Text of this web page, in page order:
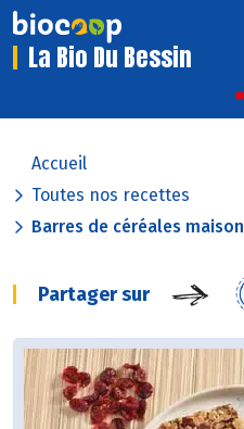
La Bio Du Bessin
Accueil
Toutes nos recettes
Barres de céréales maison
Partager sur